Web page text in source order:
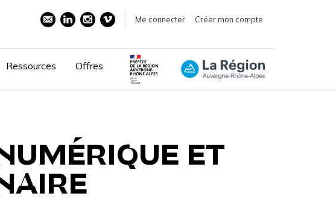
Me connecter Créer mon compte
Ressources Offres
ET